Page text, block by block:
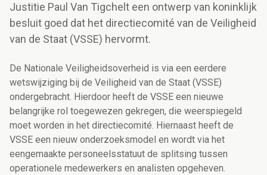
Justitie Paul Van Tigchelt een ontwerp van koninklijk
besluit goed dat het directiecomité van de Veiligheid
van de Staat (VSSE) hervormt.
De Nationale Veiligheidsoverheid is via een eerdere
wetswijziging bij de Veiligheid van de Staat (VSSE)
ondergebracht. Hierdoor heeft de VSSE een nieuwe
belangrijke rol toegewezen gekregen, die weerspiegeld
moet worden in het directiecomité. Hiernaast heeft de
VSSE een nieuw onderzoeksmodel en wordt via het
eengemaakte personeelsstatuut de splitsing tussen
operationele medewerkers en analisten opgeheven.